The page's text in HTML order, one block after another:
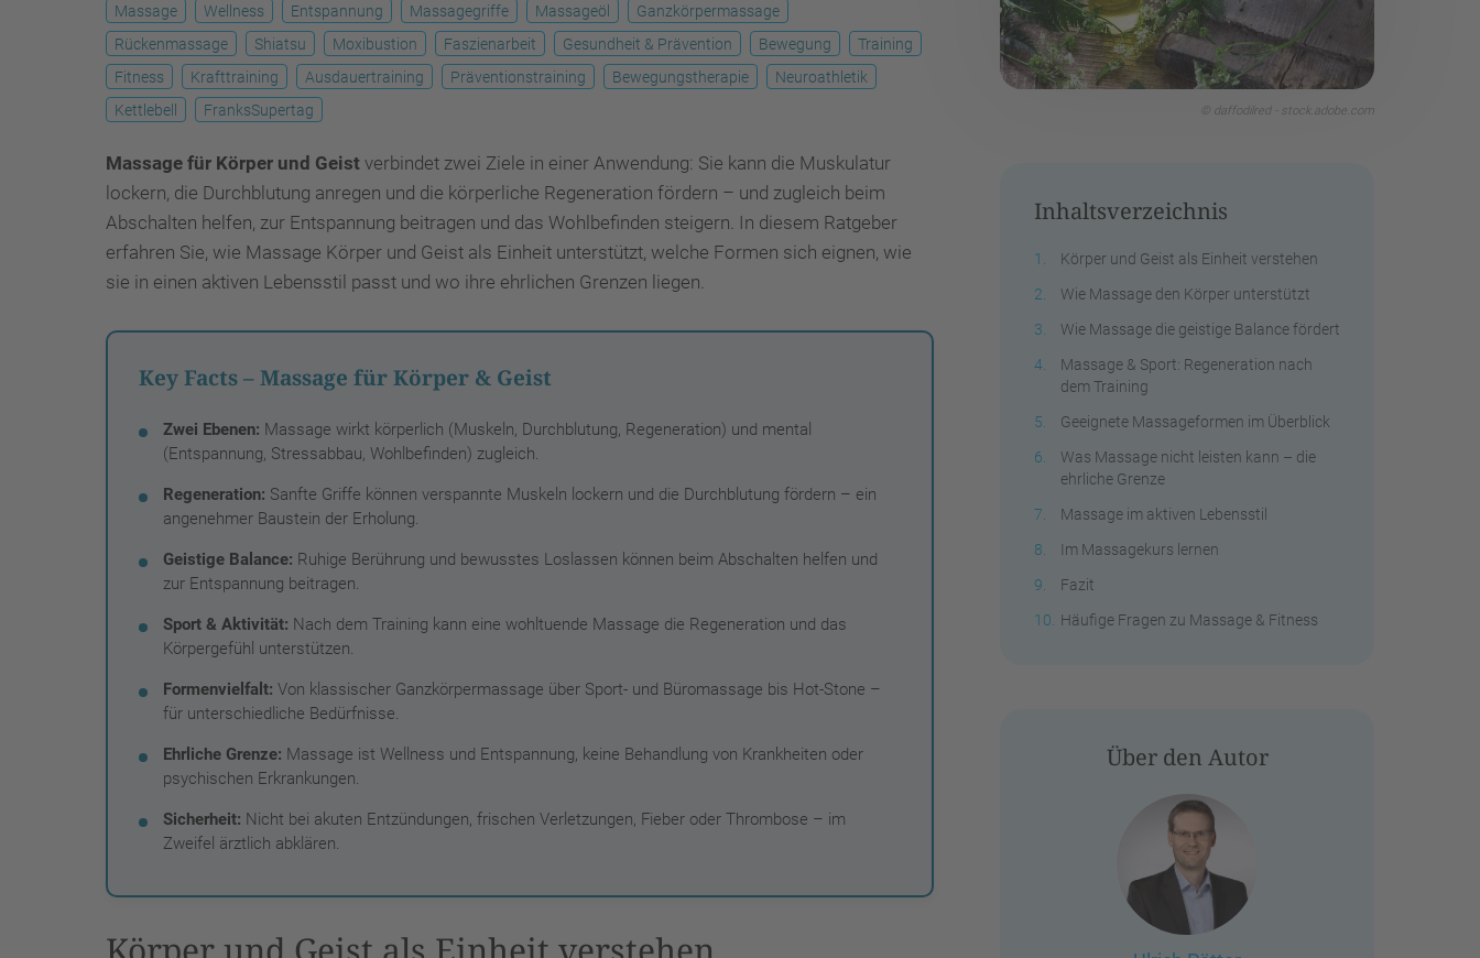
© daffodilred - stock.adobe.com
Inhaltsverzeichnis
Körper und Geist als Einheit verstehen
Wie Massage den Körper unterstützt
Wie Massage die geistige Balance fördert
Massage & Sport: Regeneration nach
dem Training
Geeignete Massageformen im Überblick
Was Massage nicht leisten kann – die
ehrliche Grenze
Massage im aktiven Lebensstil
Im Massagekurs lernen
Fazit
Häufige Fragen zu Massage & Fitness
Über den Autor
Massage Wellness Entspannung Massagegriffe Massageöl
Ganzkörpermassage
Rückenmassage
Shiatsu Moxibustion Faszienarbeit Gesundheit & Prävention Bewegung
Training
Fitness
Krafttraining Ausdauertraining Präventionstraining Bewegungstherapie
Neuroathletik
Kettlebell
FranksSupertag
Massage für Körper und Geist verbindet zwei Ziele in einer Anwendung: Sie kann die Muskulatur
lockern, die Durchblutung anregen und die körperliche Regeneration fördern – und zugleich beim
Abschalten helfen, zur Entspannung beitragen und das Wohlbefinden steigern. In diesem Ratgeber
erfahren Sie, wie Massage Körper und Geist als Einheit unterstützt, welche Formen sich eignen, wie
sie in einen aktiven Lebensstil passt und wo ihre ehrlichen Grenzen liegen.
Key Facts – Massage für Körper & Geist
Zwei Ebenen: Massage wirkt körperlich (Muskeln, Durchblutung, Regeneration) und mental
(Entspannung, Stressabbau, Wohlbefinden) zugleich.
Regeneration: Sanfte Griffe können verspannte Muskeln lockern und die Durchblutung fördern – ein
angenehmer Baustein der Erholung.
Geistige Balance: Ruhige Berührung und bewusstes Loslassen können beim Abschalten helfen und
zur Entspannung beitragen.
Sport & Aktivität: Nach dem Training kann eine wohltuende Massage die Regeneration und das
Körpergefühl unterstützen.
Formenvielfalt: Von klassischer Ganzkörpermassage über Sport- und Büromassage bis Hot-Stone –
für unterschiedliche Bedürfnisse.
Ehrliche Grenze: Massage ist Wellness und Entspannung, keine Behandlung von Krankheiten oder
psychischen Erkrankungen.
Sicherheit: Nicht bei akuten Entzündungen, frischen Verletzungen, Fieber oder Thrombose – im
Zweifel ärztlich abklären.